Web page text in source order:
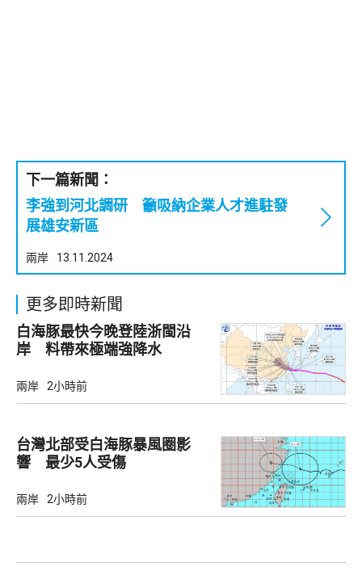
下一篇新聞：
李強到河北調研 籲吸納企業人才進駐發
展雄安新區
兩岸 13.11.2024
更多即時新聞
白海豚最快今晚登陸浙閩沿
岸 料帶來極端強降水
兩岸 2小時前
台灣北部受白海豚暴風圈影
響 最少5人受傷
兩岸 2小時前